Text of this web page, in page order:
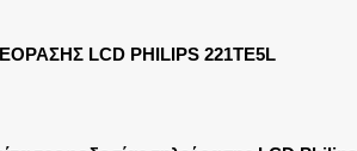
LCD PHILIPS 221TE5L